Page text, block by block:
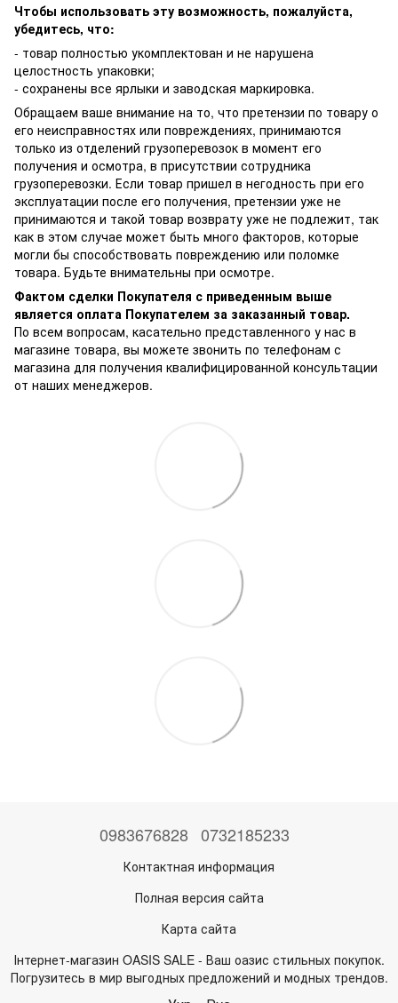
Чтобы использовать эту возможность, пожалуйста,
убедитесь, что:
- товар полностью укомплектован и не нарушена
целостность упаковки;
- сохранены все ярлыки и заводская маркировка.
Обращаем ваше внимание на то, что претензии по товару о
его неисправностях или повреждениях, принимаются
только из отделений грузоперевозок в момент его
получения и осмотра, в присутствии сотрудника
грузоперевозки. Если товар пришел в негодность при его
эксплуатации после его получения, претензии уже не
принимаются и такой товар возврату уже не подлежит, так
как в этом случае может быть много факторов, которые
могли бы способствовать повреждению или поломке
товара. Будьте внимательны при осмотре.
Фактом сделки Покупателя с приведенным выше
является оплата Покупателем за заказанный товар.
По всем вопросам, касательно представленного у нас в
магазине товара, вы можете звонить по телефонам с
магазина для получения квалифицированной консультации
от наших менеджеров.
0983676828 0732185233
Контактная информация
Полная версия сайта
Карта сайта
Інтернет-магазин OASIS SALE - Ваш оазис стильных покупок.
Погрузитесь в мир выгодных предложений и модных трендов.